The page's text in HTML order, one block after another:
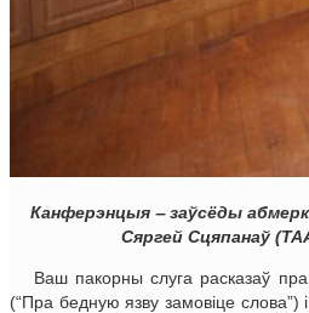
Канферэнцыя ‒ заўсёды
Сяргей Сцяпанаў
Ваш пакорны слуга расказаў пра
(“Пра бедную язву замовіце